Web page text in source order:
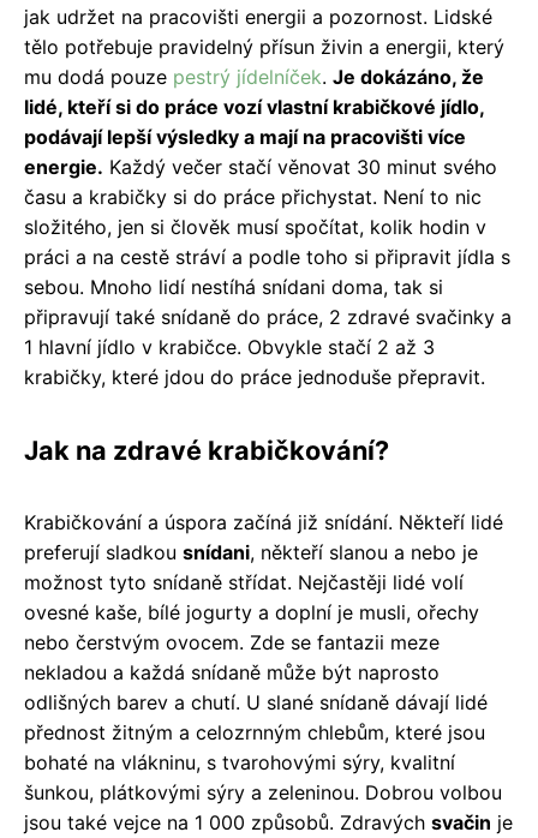
jak udržet na pracovišti energii a pozornost. Lidské
tělo potřebuje pravidelný přísun živin a energii, který
mu dodá pouze pestrý jídelníček. Je dokázáno, že
lidé, kteří si do práce vozí vlastní krabičkové jídlo,
podávají lepší výsledky a mají na pracovišti více
energie. Každý večer stačí věnovat 30 minut svého
času a krabičky si do práce přichystat. Není to nic
složitého, jen si člověk musí spočítat, kolik hodin v
práci a na cestě stráví a podle toho si připravit jídla s
sebou. Mnoho lidí nestíhá snídani doma, tak si
připravují také snídaně do práce, 2 zdravé svačinky a
1 hlavní jídlo v krabičce. Obvykle stačí 2 až 3
krabičky, které jdou do práce jednoduše přepravit.
Jak na zdravé krabičkování?
Krabičkování a úspora začíná již snídání. Někteří lidé
preferují sladkou snídani, někteří slanou a nebo je
možnost tyto snídaně střídat. Nejčastěji lidé volí
ovesné kaše, bílé jogurty a doplní je musli, ořechy
nebo čerstvým ovocem. Zde se fantazii meze
nekladou a každá snídaně může být naprosto
odlišných barev a chutí. U slané snídaně dávají lidé
přednost žitným a celozrnným chlebům, které jsou
bohaté na vlákninu, s tvarohovými sýry, kvalitní
šunkou, plátkovými sýry a zeleninou. Dobrou volbou
jsou také vejce na 1 000 způsobů. Zdravých svačin je